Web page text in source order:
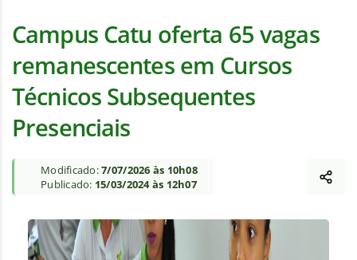
Campus Catu oferta 65 vagas
remanescentes em Cursos
Técnicos Subsequentes
Presenciais
Modificado:7/07/2026 às 10h08
Publicado: 15/03/2024 às 12h07